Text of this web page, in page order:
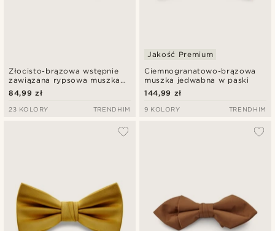
Złocisto-brązowa wstępnie
zawiązana rypsowa muszka
spiczasta
84,99 zł
23 KOLORY TRENDHIM
Ciemnogranatowo-brązowa
muszka jedwabna w paski
Jakość Premium
144,99 zł
9 KOLORY TRENDHIM